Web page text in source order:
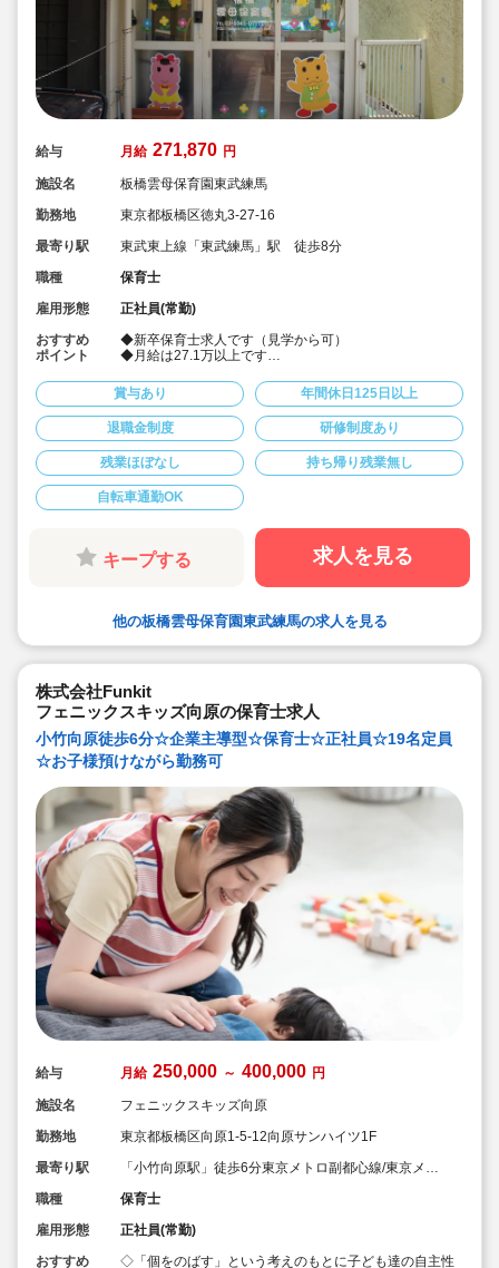
給与 月給 271,870 円
施設名
板橋雲母保育園東武練馬
勤務地
東京都板橋区徳丸3-27-16
最寄り駅
東武東上線「東武練馬」駅 徒歩8分
職種
保育士
雇用形態
正社員(常勤)
おすすめ
ポイント
◆新卒保育士求人です（見学から可）
◆月給は27.1万以上です
連休）も取得可能です♪
◆雲母保育園は60名以下のコンパクトなサイズの園にな
ります
◆仕事もプライベートも両立出来ます。
◆残業少な目です（サービス残業・持ち帰り業務をしな
い仕組みになっています。平均残業 月4.7時間！）
◆行事は最低限です！行事に追われることはありませ
ん。
◆日々の保育を大切に楽しくお仕事出来ます（行事準
備・書き物類軽減されています）
◆ピアノが弾けなくてOKです。（得意分野を活かして頂
く方針です
◆保育以外の業務量が不安な方も安心です。（ICTシステ
ム導入で業務効率化が図れています）
輩社員が徹底サポートします）
◆ベネフィットステーション（飲食店,宿泊・レジャー施
設などの割引）
◆永年勤続表彰（勤続10年を迎える正社員に、賞与とリ
フレッシュ休暇が出ます）
◆退職金制度あり
◆職員同士の協力を大切にしています！保育経験がな
い、ブランクが有る方もOK（先輩スタッフがサポートし
賞与あり 年間休日125日以上
退職金制度 研修制度あり
残業ほぼなし 持ち帰り残業無し
自転車通勤OK
キープする 求人を見る
他の板橋雲母保育園東武練馬の求人を見る
株式会社Funkit
フェニックスキッズ向原の保育士求人
小竹向原徒歩6分☆企業主導型☆保育士☆正社員☆19名定員
☆お子様預けながら勤務可
給与 月給 250,000 ～ 400,000 円
施設名
フェニックスキッズ向原
勤務地
東京都板橋区向原1-5-12向原サンハイツ1F
最寄り駅
「小竹向原駅」徒歩6分東京メトロ副都心線/東京メト
職種
保育士
雇用形態
正社員(常勤)
おすすめ
◇「個をのばす」という考えのもとに子ども達の自主性